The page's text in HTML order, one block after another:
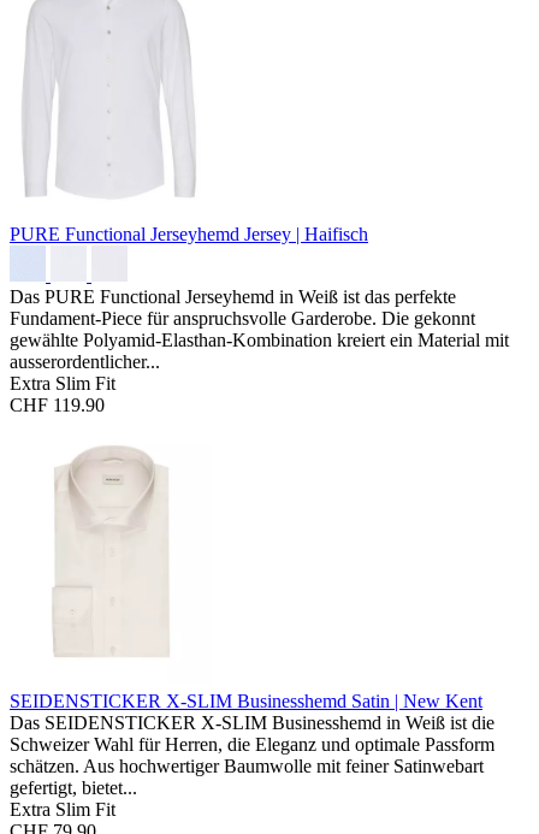
PURE Functional Jerseyhemd Jersey | Haifisch
Das PURE Functional Jerseyhemd in Weiß ist das perfekte
Fundament-Piece für anspruchsvolle Garderobe. Die gekonnt
gewählte Polyamid-Elasthan-Kombination kreiert ein Material mit
ausserordentlicher...
Extra Slim Fit
CHF 119.90
SEIDENSTICKER X-SLIM Businesshemd Satin | New Kent
Das SEIDENSTICKER X-SLIM Businesshemd in Weiß ist die
Schweizer Wahl für Herren, die Eleganz und optimale Passform
schätzen. Aus hochwertiger Baumwolle mit feiner Satinwebart
gefertigt, bietet...
Extra Slim Fit